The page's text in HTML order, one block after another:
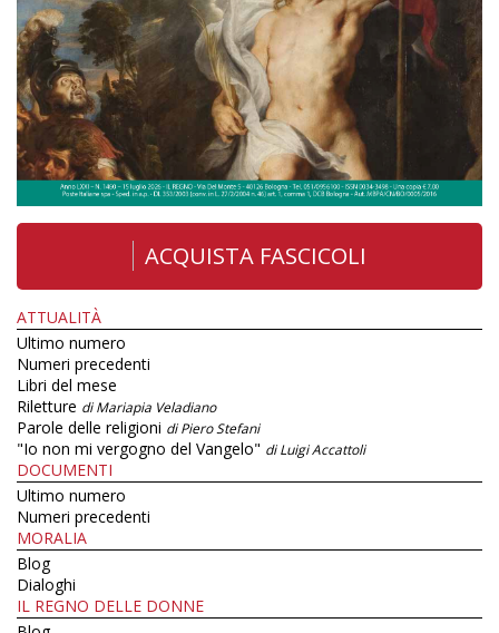
ACQUISTA FASCICOLI
ATTUALITÀ
Ultimo numero
Numeri precedenti
Libri del mese
Riletture di Mariapia Veladiano
Parole delle religioni di Piero Stefani
"Io non mi vergogno del Vangelo" di Luigi Accattoli
DOCUMENTI
Ultimo numero
Numeri precedenti
MORALIA
Blog
Dialoghi
IL REGNO DELLE DONNE